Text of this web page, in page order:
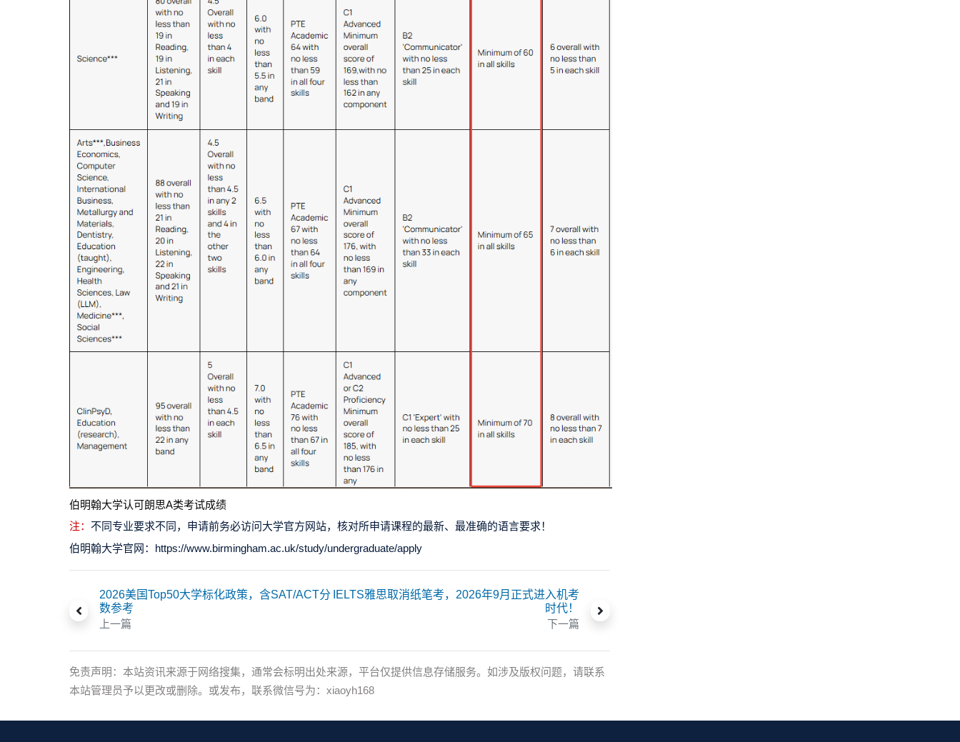
伯明翰大学认可朗思A类考试成绩
注： 不同专业要求不同，申请前务必访问大学官方网站，核对所申请课程的最新、最准确的语言要求！
伯明翰大学官网：https://www.birmingham.ac.uk/study/undergraduate/apply
2026美国Top50大学标化政策，含SAT/ACT分
数参考
上一篇
IELTS雅思取消纸笔考，2026年9月正式进入机考
时代！
下一篇
免责声明：本站资讯来源于网络搜集，通常会标明出处来源，平台仅提供信息存储服务。如涉及版权问题，请联系
本站管理员予以更改或删除。或发布，联系微信号为：xiaoyh168